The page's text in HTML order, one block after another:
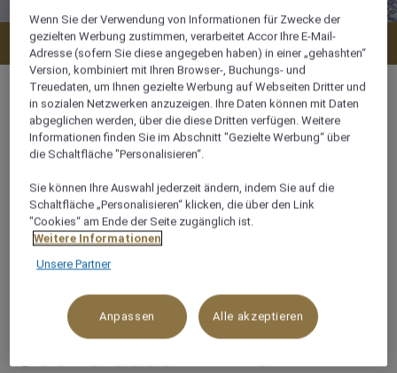
Verfügbarkeit anzeigen
40 m²
Stadtblick
3 x
Über dieses Zimmer
Wenn Sie der Verwendung von Informationen für Zwecke der
gezielten Werbung zustimmen, verarbeitet Accor Ihre E-Mail-
Adresse (sofern Sie diese angegeben haben) in einer „gehashten“
Version, kombiniert mit Ihren Browser-, Buchungs- und
Treuedaten, um Ihnen gezielte Werbung auf Webseiten Dritter und
in sozialen Netzwerken anzuzeigen. Ihre Daten können mit Daten
abgeglichen werden, über die diese Dritten verfügen. Weitere
Informationen finden Sie im Abschnitt "Gezielte Werbung“ über
die Schaltfläche "Personalisieren“.
Sie können Ihre Auswahl jederzeit ändern, indem Sie auf die
Schaltfläche „Personalisieren“ klicken, die über den Link
"Cookies“ am Ende der Seite zugänglich ist.
Weitere Informationen
Unsere Partner
Anpassen Alle akzeptieren